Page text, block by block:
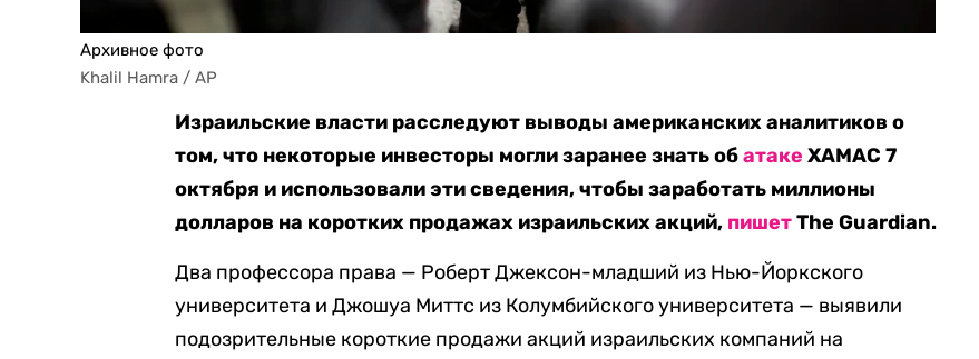
Архивное фото
Khalil Hamra / AP
Израильские власти расследуют выводы американских аналитиков о
том, что некоторые инвесторы могли заранее знать обатаке ХАМАС 7
октября и использовали эти сведения, чтобы заработать миллионы
долларов на коротких продажах израильских акций, пишетThe Guardian.
Два профессора права — Роберт Джексон-младший из Нью-Йоркского
университета и Джошуа Миттс из Колумбийского университета — выявили
подозрительные короткие продажи акций израильских компаний на